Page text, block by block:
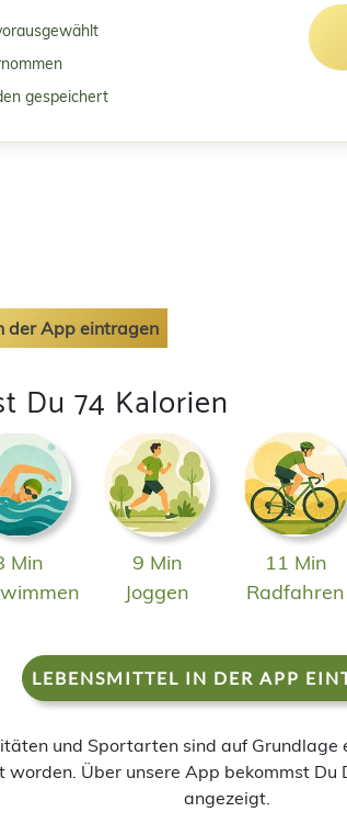
gespeichert
der App eintragen
Du 74 Kalorien
Min
9 Min
Joggen
11 Min
Radfahren
LEBENSMITTEL IN DER APP
und Sportarten sind auf Grundlage
worden. Über unsere App bekommst
angezeigt.